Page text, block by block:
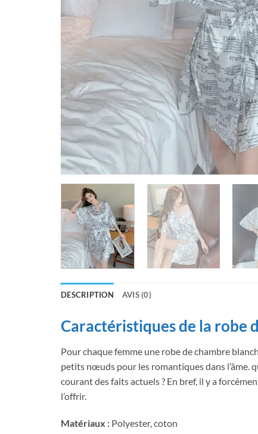
DESCRIPTION AVIS (0)
Caractéristiques de la robe
Pour chaque femme une robe de chambre
petits nœuds pour les romantiques dans l’âme.
courant des faits actuels ? En bref, il y a
l’offrir.
Matériaux : Polyester, coton